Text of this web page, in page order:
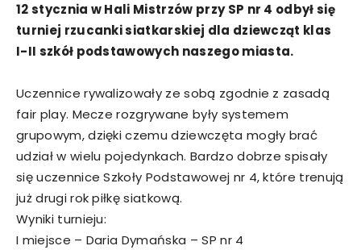
12 stycznia w Hali Mistrzów przy SP nr 4 odbył się
turniej rzucanki siatkarskiej dla dziewcząt klas
I-II szkół podstawowych naszego miasta.
Uczennice rywalizowały ze sobą zgodnie z zasadą
fair play. Mecze rozgrywane były systemem
grupowym, dzięki czemu dziewczęta mogły brać
udział w wielu pojedynkach. Bardzo dobrze spisały
się uczennice Szkoły Podstawowej nr 4, które trenują
już drugi rok piłkę siatkową.
Wyniki turnieju:
I miejsce – Daria Dymańska – SP nr 4